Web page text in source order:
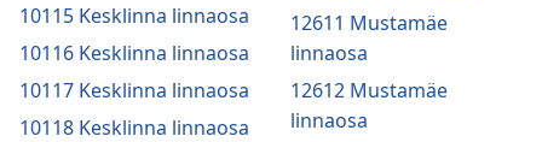
10115 Kesklinna linnaosa
10116 Kesklinna linnaosa
10117 Kesklinna linnaosa
10118 Kesklinna linnaosa
12611 Mustamäe
linnaosa
12612 Mustamäe
linnaosa